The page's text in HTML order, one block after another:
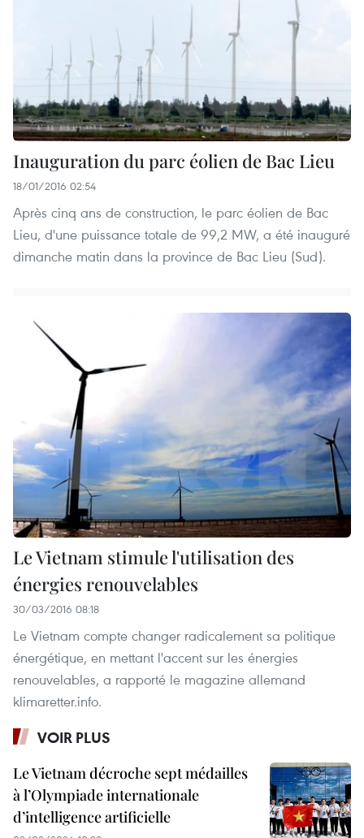
Inauguration du parc éolien de Bac Lieu
18/01/2016 02:54
Après cinq ans de construction, le parc éolien de Bac
Lieu, d'une puissance totale de 99,2 MW, a été inauguré
dimanche matin dans la province de Bac Lieu (Sud).
Le Vietnam stimule l'utilisation des
énergies renouvelables
30/03/2016 08:18
Le Vietnam compte changer radicalement sa politique
énergétique, en mettant l'accent sur les énergies
renouvelables, a rapporté le magazine allemand
klimaretter.info.
VOIR PLUS
Le Vietnam décroche sept médailles
à l’Olympiade internationale
d’intelligence artificielle